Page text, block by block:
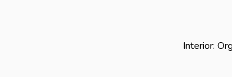
Interior: